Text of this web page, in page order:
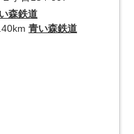
森鉄道
青い森鉄道